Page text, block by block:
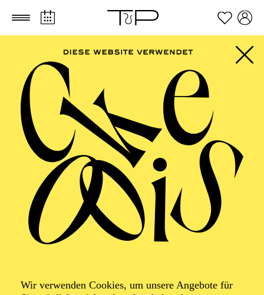
Zum Hauptinhalt springen Zum Footer springen
Wir verwenden Cookies, um unsere Angebote für